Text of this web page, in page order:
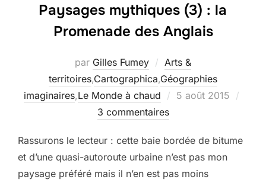
Paysages mythiques (3) : la
Promenade des Anglais
par Gilles Fumey
Arts &
territoires,Cartographica,Géographies
imaginaires,Le Monde à chaud
Publié
5 août 2015
3 commentaires
Rassurons le lecteur : cette baie bordée de bitume
et d’une quasi-autoroute urbaine n’est pas mon
paysage préféré mais il n’en est pas moins